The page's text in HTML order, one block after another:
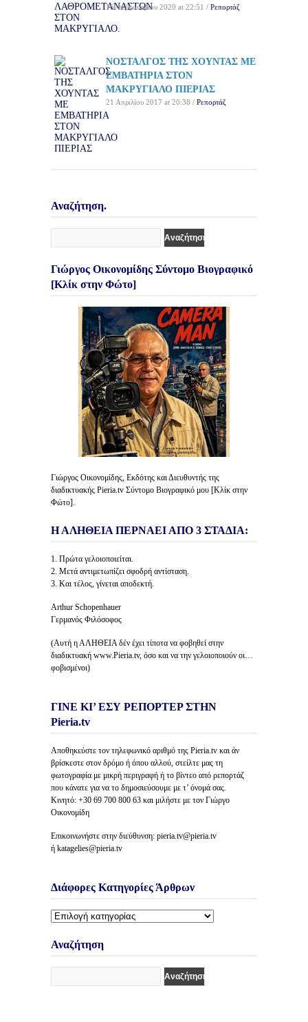
16 Φεβρουαρίου 2020 at 22:51 / Ρεπορτάζ
ΝΟΣΤΑΛΓΟΣ ΤΗΣ ΧΟΥΝΤΑΣ ΜΕ
ΕΜΒΑΤΗΡΙΑ ΣΤΟΝ
ΜΑΚΡΥΓΙΑΛΟ ΠΙΕΡΙΑΣ
21 Απριλίου 2017 at 20:38 / Ρεπορτάζ
Αναζήτηση.
Γιώργος Οικονομίδης Σύντομο Βιογραφικό
[Κλίκ στην Φώτο]
Γιώργος Οικονομίδης, Εκδότης και Διευθυντής της
διαδικτυακής Pieria.tv Σύντομο Βιογραφικό μου [Κλίκ στην
Φώτο].
Η ΑΛΗΘΕΙΑ ΠΕΡΝΑΕΙ ΑΠΟ 3 ΣΤΑΔΙΑ:
1. Πρώτα γελοιοποιείται.
2. Μετά αντιμετωπίζει σφοδρή αντίσταση.
3. Και τέλος, γίνεται αποδεκτή.
Arthur Schopenhauer
Γερμανός Φιλόσοφος
(Αυτή η ΑΛΗΘΕΙΑ δέν έχει τίποτα να φοβηθεί στην
διαδικτυακή www.Pieria.tv, όσο και να την γελοιοποιούν οι…
φοβισμένοι)
ΓΙΝΕ ΚΙ’ ΕΣΥ ΡΕΠΟΡΤΕΡ ΣΤΗΝ
Pieria.tv
Αποθηκεύστε τον τηλεφωνικό αριθμό της Pieria.tv και άν
βρίσκεστε στον δρόμο ή όπου αλλού, στείλτε μας τη
φωτογραφία με μικρή περιγραφή ή το βίντεο από ρεπορτάζ
που κάνατε για να το δημοσιεύσουμε με τ’ όνομά σας.
Κινητό: +30 69 700 800 63 και μιλήστε με τον Γιώργο
Οικονομίδη
Επικοινωνήστε στην διεύθυνση: pieria.tv@pieria.tv
ή katagelies@pieria.tv
Διάφορες Κατηγορίες Άρθρων
Διάφορες
Άρθρων
Αναζήτηση